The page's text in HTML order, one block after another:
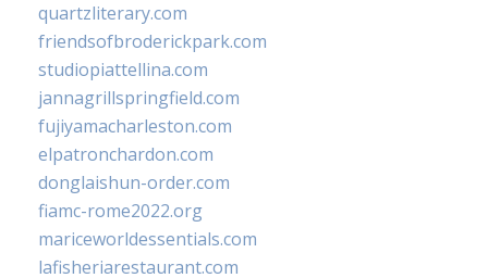
quartzliterary.com
friendsofbroderickpark.com
studiopiattellina.com
jannagrillspringfield.com
fujiyamacharleston.com
elpatronchardon.com
donglaishun-order.com
fiamc-rome2022.org
mariceworldessentials.com
lafisheriarestaurant.com